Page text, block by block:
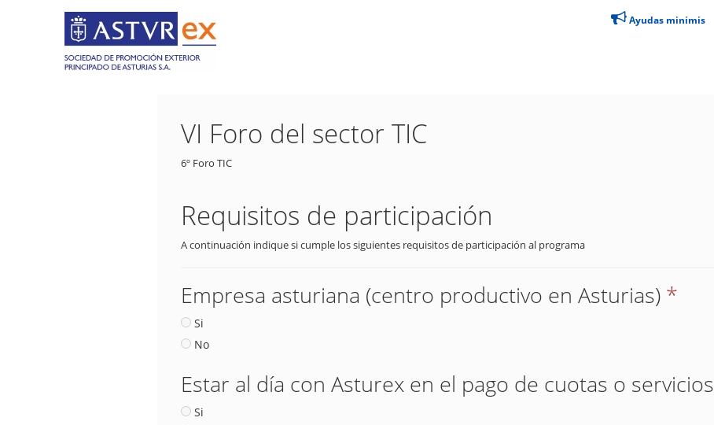
Ayudas minimis
VI Foro del sector TIC
6º Foro TIC
Requisitos de participación
A continuación indique si cumple los siguientes requisitos de participación al programa
Empresa asturiana (centro productivo en Asturias) *
Si
No
Estar al día con Asturex en el pago de cuotas o servicios
Si